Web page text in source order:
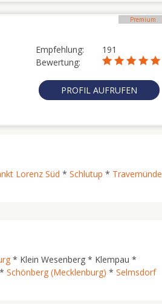
Premium
Empfehlung:
191
Bewertung:
PROFIL AUFRUFEN
Lorenz Süd * Schlutup * Travemünde
* Klein Wesenberg * Klempau *
Schönberg (Mecklenburg) * Selmsdorf